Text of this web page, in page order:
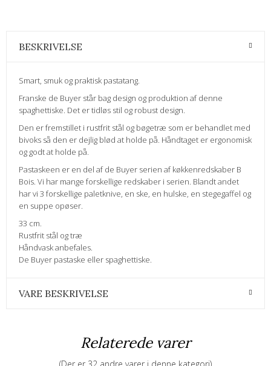
BESKRIVELSE
Smart, smuk og praktisk pastatang.
Franske de Buyer står bag design og produktion af denne
spaghettiske. Det er tidløs stil og robust design.
Den er fremstillet i rustfrit stål og bøgetræ som er behandlet med
bivoks så den er dejlig blød at holde på. Håndtaget er ergonomisk
og godt at holde på.
Pastaskeen er en del af de Buyer serien af køkkenredskaber B
Bois. Vi har mange forskellige redskaber i serien. Blandt andet
har vi 3 forskellige paletknive, en ske, en hulske, en stegegaffel og
en suppe opøser.
33 cm.
Rustfrit stål og træ
Håndvask anbefales.
De Buyer pastaske eller spaghettiske.
VARE BESKRIVELSE
Relaterede varer